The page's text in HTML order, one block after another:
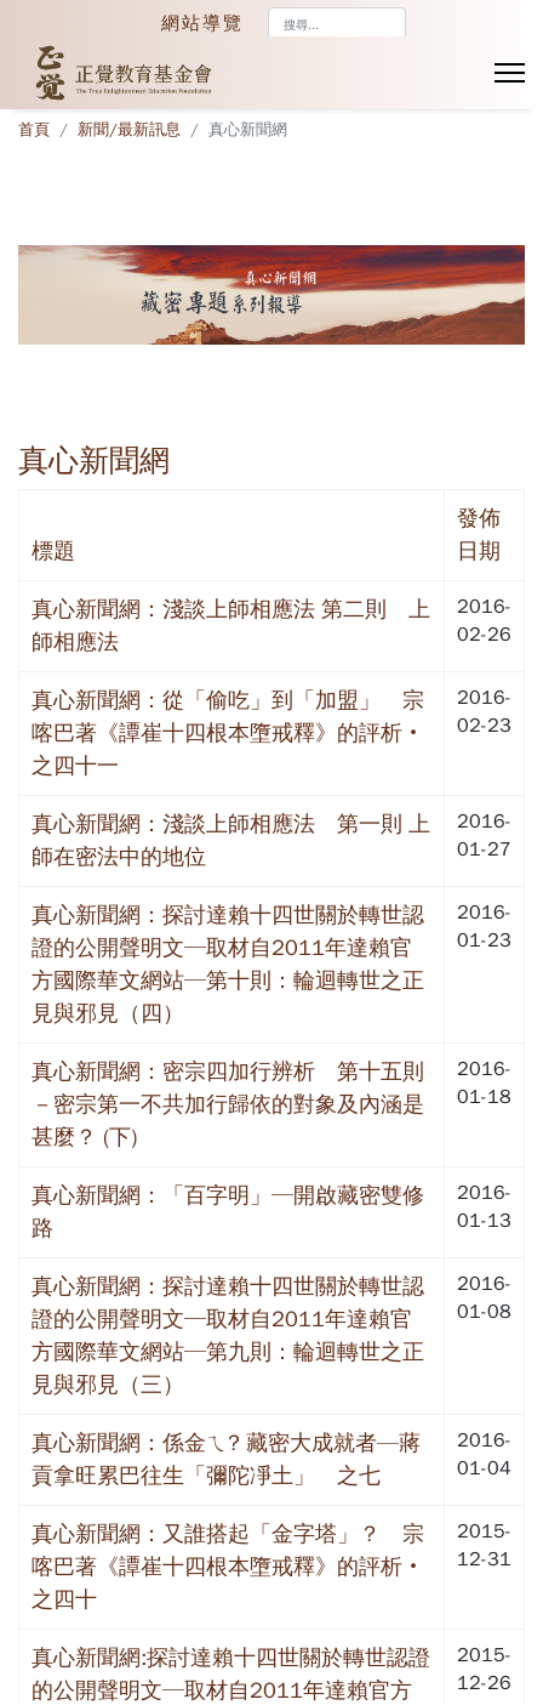
網站導覽
首頁 新聞/最新訊息 真心新聞網
真心新聞網
標題
發佈
日期
真心新聞網：淺談上師相應法 第二則 上
師相應法
2016-
02-26
真心新聞網：從「偷吃」到「加盟」 宗
喀巴著《譚崔十四根本墮戒釋》的評析‧
之四十一
2016-
02-23
真心新聞網：淺談上師相應法 第一則 上
師在密法中的地位
2016-
01-27
真心新聞網：探討達賴十四世關於轉世認
證的公開聲明文─取材自2011年達賴官
方國際華文網站─第十則：輪迴轉世之正
見與邪見（四）
2016-
01-23
真心新聞網：密宗四加行辨析 第十五則
－密宗第一不共加行歸依的對象及內涵是
甚麼？ (下)
2016-
01-18
真心新聞網：「百字明」─開啟藏密雙修
路
2016-
01-13
真心新聞網：探討達賴十四世關於轉世認
證的公開聲明文─取材自2011年達賴官
方國際華文網站─第九則：輪迴轉世之正
見與邪見（三）
2016-
01-08
真心新聞網：係金ㄟ? 藏密大成就者—蔣
貢拿旺累巴往生「彌陀凈土」 之七
2016-
01-04
真心新聞網：又誰搭起「金字塔」？ 宗
喀巴著《譚崔十四根本墮戒釋》的評析‧
之四十
2015-
12-31
真心新聞網:探討達賴十四世關於轉世認證
的公開聲明文─取材自2011年達賴官方
2015-
12-26